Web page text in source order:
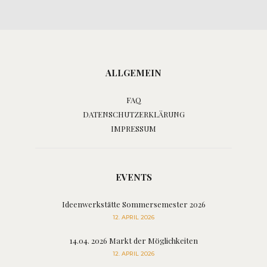
ALLGEMEIN
FAQ
DATENSCHUTZERKLÄRUNG
IMPRESSUM
EVENTS
Ideenwerkstätte Sommersemester 2026
12. APRIL 2026
14.04. 2026 Markt der Möglichkeiten
12. APRIL 2026